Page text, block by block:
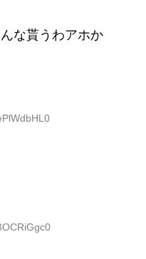
な貰うわアホか